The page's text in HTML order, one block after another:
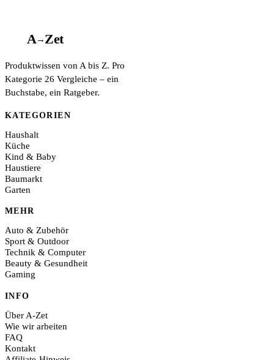
A→Zet
Produktwissen von A bis Z. Pro
Kategorie 26 Vergleiche – ein
Buchstabe, ein Ratgeber.
KATEGORIEN
Haushalt
Küche
Kind & Baby
Haustiere
Baumarkt
Garten
MEHR
Auto & Zubehör
Sport & Outdoor
Technik & Computer
Beauty & Gesundheit
Gaming
INFO
Über A-Zet
Wie wir arbeiten
FAQ
Kontakt